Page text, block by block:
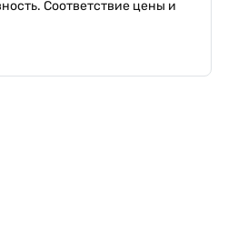
Соответствие цены и